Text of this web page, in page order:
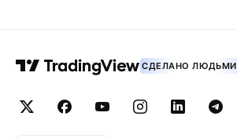
СДЕЛАНО ЛЮДЬМИ